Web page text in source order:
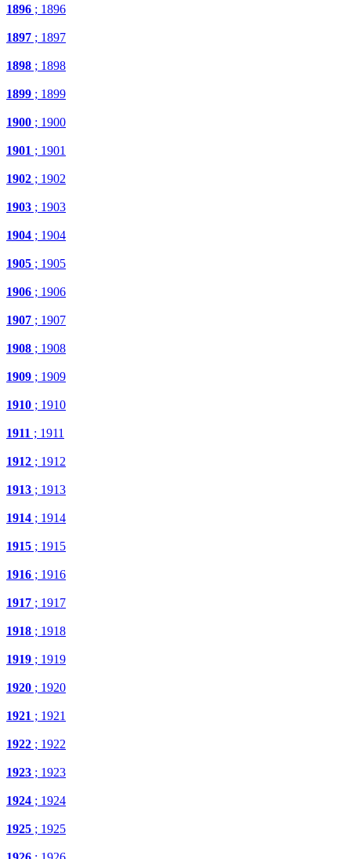
1896 ; 1896
1897 ; 1897
1898 ; 1898
1899 ; 1899
1900 ; 1900
1901 ; 1901
1902 ; 1902
1903 ; 1903
1904 ; 1904
1905 ; 1905
1906 ; 1906
1907 ; 1907
1908 ; 1908
1909 ; 1909
1910 ; 1910
1911 ; 1911
1912 ; 1912
1913 ; 1913
1914 ; 1914
1915 ; 1915
1916 ; 1916
1917 ; 1917
1918 ; 1918
1919 ; 1919
1920 ; 1920
1921 ; 1921
1922 ; 1922
1923 ; 1923
1924 ; 1924
1925 ; 1925